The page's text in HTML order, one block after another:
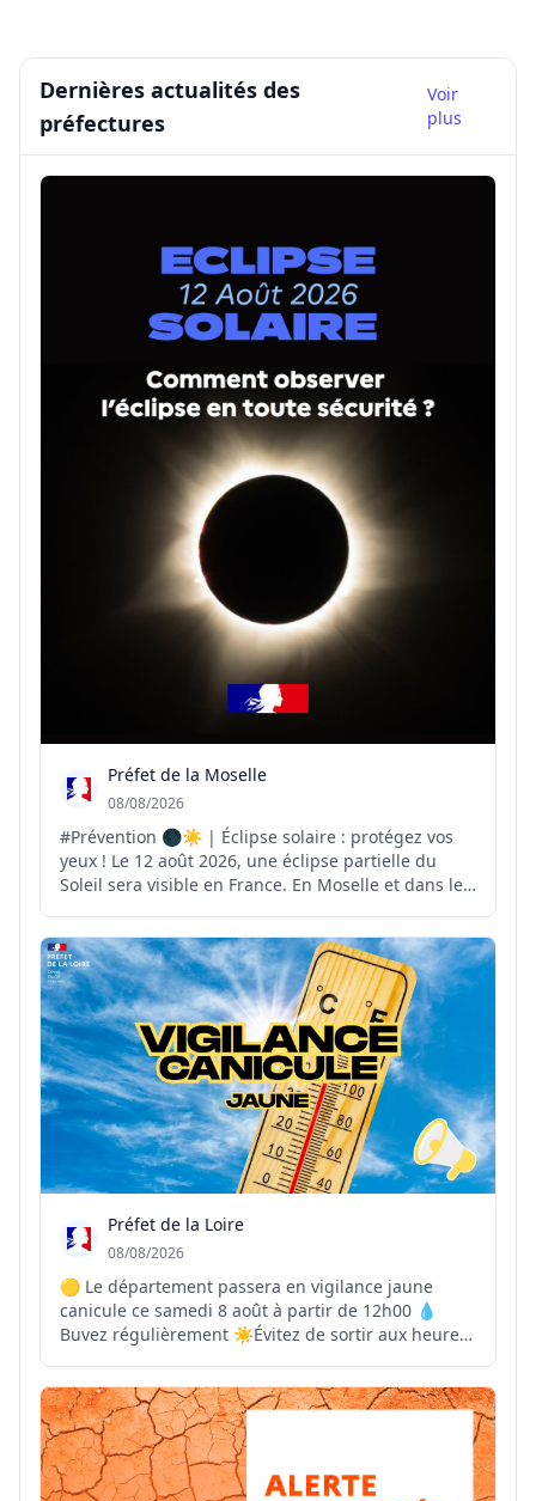
Dernières actualités des
préfectures
Voir
plus
Préfet de la Moselle
08/08/2026
#Prévention 🌑☀️ | Éclipse solaire : protégez vos
yeux ! Le 12 août 2026, une éclipse partielle du
Soleil sera visible en France. En Moselle et dans le
atteindre environ 70 %. ⚠️ Pour observer ce
phénomène en toute sécurité, il est indispensable
d'util...
Préfet de la Loire
08/08/2026
🟡 Le département passera en vigilance jaune
canicule ce samedi 8 août à partir de 12h00 💧
Buvez régulièrement ☀️Évitez de sortir aux heures
👴Pensez à vos proches vulnérables 📞En cas de
malaise ou de situation d’urgence, contactez le 15
ou l...